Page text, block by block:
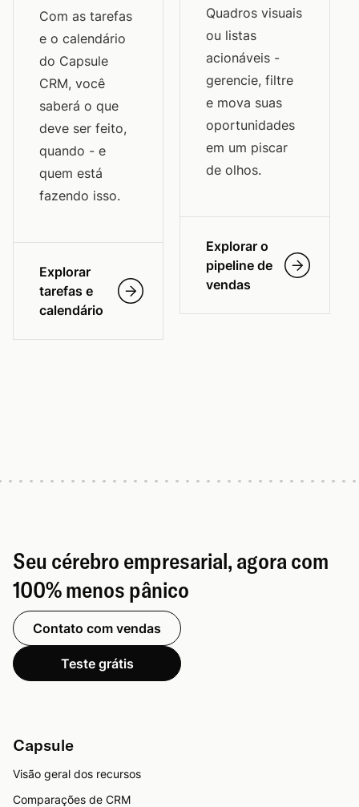
Com as tarefas
e o calendário
do Capsule
CRM, você
saberá o que
deve ser feito,
quando - e
quem está
fazendo isso.
Explorar
tarefas e
calendário
Quadros visuais
ou listas
acionáveis -
gerencie, filtre
e mova suas
oportunidades
em um piscar
de olhos.
Explorar o
pipeline de
vendas
Seu cérebro empresarial, agora com
100% menos pânico
Contato com vendas
Teste grátis
Capsule
Visão geral dos recursos
Comparações de CRM